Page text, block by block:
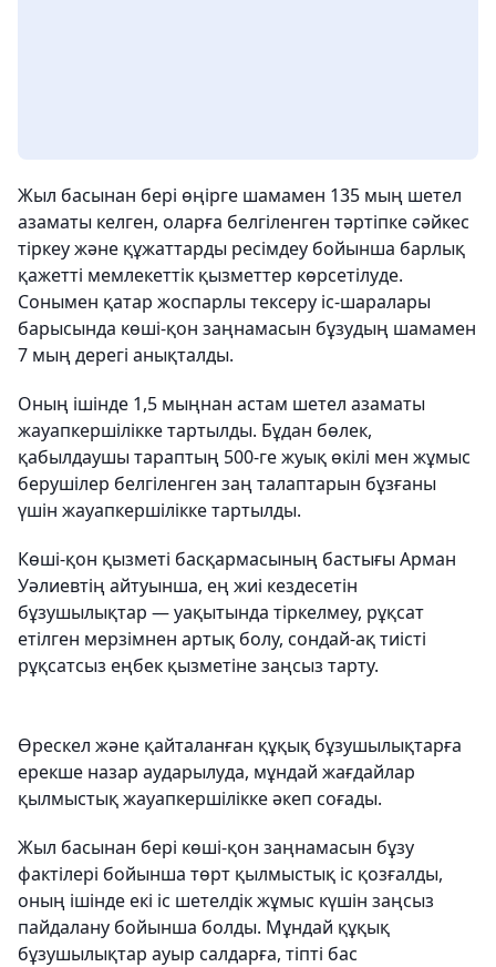
Жыл басынан бері өңірге шамамен 135 мың шетел
азаматы келген, оларға белгіленген тәртіпке сәйкес
тіркеу және құжаттарды ресімдеу бойынша барлық
қажетті мемлекеттік қызметтер көрсетілуде.
Сонымен қатар жоспарлы тексеру іс-шаралары
барысында көші-қон заңнамасын бұзудың шамамен
7 мың дерегі анықталды.
Оның ішінде 1,5 мыңнан астам шетел азаматы
жауапкершілікке тартылды. Бұдан бөлек,
қабылдаушы тараптың 500-ге жуық өкілі мен жұмыс
берушілер белгіленген заң талаптарын бұзғаны
үшін жауапкершілікке тартылды.
Көші-қон қызметі басқармасының бастығы Арман
Уәлиевтің айтуынша, ең жиі кездесетін
бұзушылықтар — уақытында тіркелмеу, рұқсат
етілген мерзімнен артық болу, сондай-ақ тиісті
рұқсатсыз еңбек қызметіне заңсыз тарту.
Өрескел және қайталанған құқық бұзушылықтарға
ерекше назар аударылуда, мұндай жағдайлар
қылмыстық жауапкершілікке әкеп соғады.
Жыл басынан бері көші-қон заңнамасын бұзу
фактілері бойынша төрт қылмыстық іс қозғалды,
оның ішінде екі іс шетелдік жұмыс күшін заңсыз
пайдалану бойынша болды. Мұндай құқық
бұзушылықтар ауыр салдарға, тіпті бас